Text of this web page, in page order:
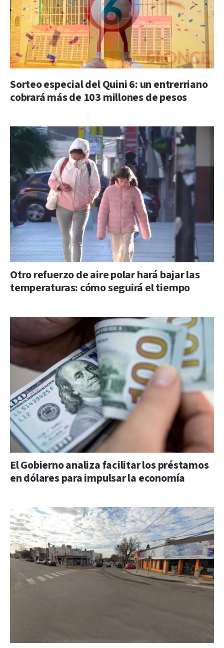
Sorteo especial del Quini 6: un entrerriano
cobrará más de 103 millones de pesos
Otro refuerzo de aire polar hará bajar las
temperaturas: cómo seguirá el tiempo
El Gobierno analiza facilitar los préstamos
en dólares para impulsar la economía